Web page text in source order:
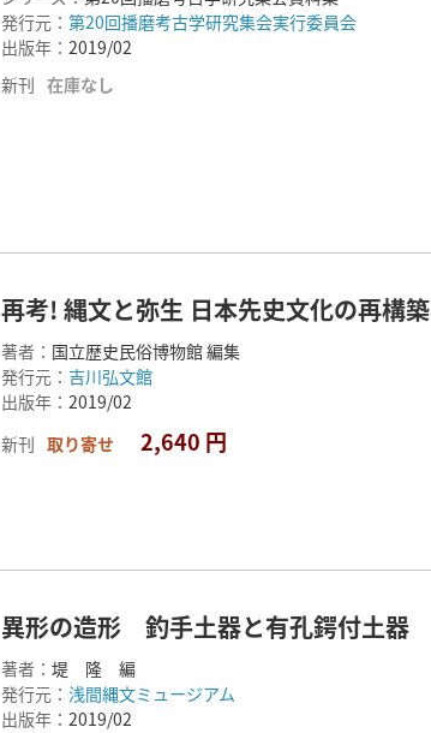
発行元： 第20回播磨考古学研究集会実行委員会
出版年： 2019/02
新刊 在庫なし
再考! 縄文と弥生 日本先史文化の再構築
著者： 国立歴史民俗博物館 編集
発行元： 吉川弘文館
出版年： 2019/02
新刊 取り寄せ 2,640 円
異形の造形 釣手土器と有孔鍔付土器
著者： 堤 隆 編
発行元： 浅間縄文ミュージアム
出版年： 2019/02